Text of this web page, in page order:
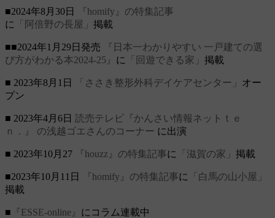
■2024年8月30日
『homify』の特集記事
に
「阿倍野の長屋」 掲載
■■2024年1月29日発売
『日本一わかりやすい 一戸建ての選
び方がわかる本2024-25』 に 「回遊できる家」 掲載
■ 2023年8月1日 「ささき整形外科デイケアセンター」 オー
プン
■ 2023年4月6日 読売テレビ『かんさい情報ネットｔｅ
ｎ．』 の浅越ゴエさんのコーナー に出演
■ 2023年10月27 『houzz』の特集記事に 「滋賀の家」 掲載
■2023年10月11日 『homify』の特集記事に
「白馬の山小屋」
掲載
■ 『ESSE-online』 にコラム連載中